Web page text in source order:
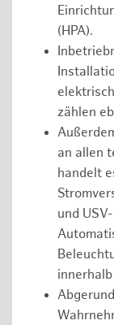
(HPA).
zählen
an allen
handelt
und